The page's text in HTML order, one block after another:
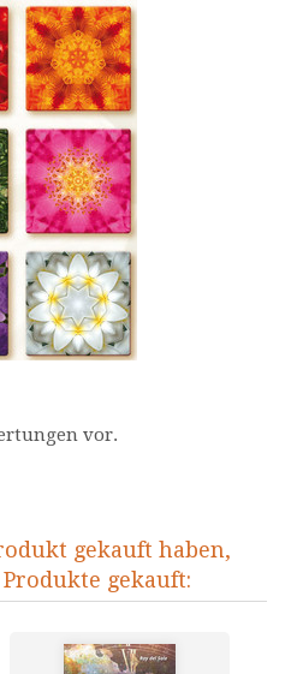
vor.
gekauft haben,
gekauft: